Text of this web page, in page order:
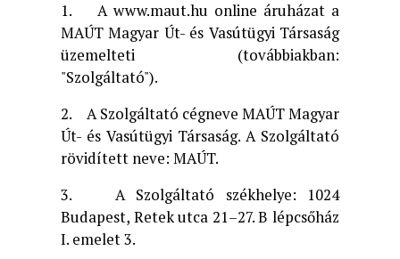
1. A www.maut.hu online áruházat a
MAÚT Magyar Út- és Vasútügyi Társaság
üzemelteti (továbbiakban:
"Szolgáltató").
2. A Szolgáltató cégneve MAÚT Magyar
Út- és Vasútügyi Társaság. A Szolgáltató
rövidített neve: MAÚT.
3. A Szolgáltató székhelye: 1024
Budapest, Retek utca 21–27. B lépcsőház
I. emelet 3.